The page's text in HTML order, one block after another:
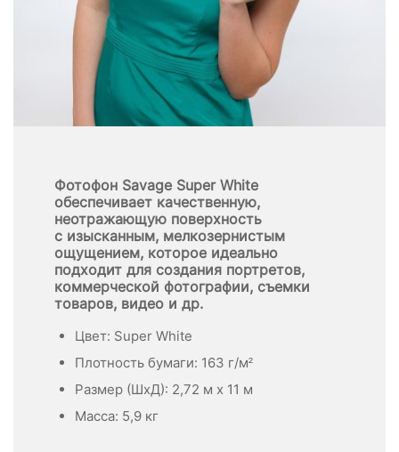
Фотофон Savage Super White
обеспечивает качественную,
неотражающую поверхность
с изысканным, мелкозернистым
ощущением, которое идеально
подходит для создания портретов,
коммерческой фотографии, съемки
товаров, видео и др.
Цвет: Super White
Плотность бумаги: 163 г/м²
Размер (ШхД): 2,72 м x 11 м
Масса: 5,9 кг